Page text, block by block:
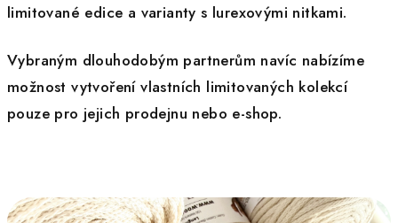
limitované edice a varianty s lurexovými nitkami.
Vybraným dlouhodobým partnerům navíc nabízíme
možnost vytvoření vlastních limitovaných kolekcí
pouze pro jejich prodejnu nebo e-shop.